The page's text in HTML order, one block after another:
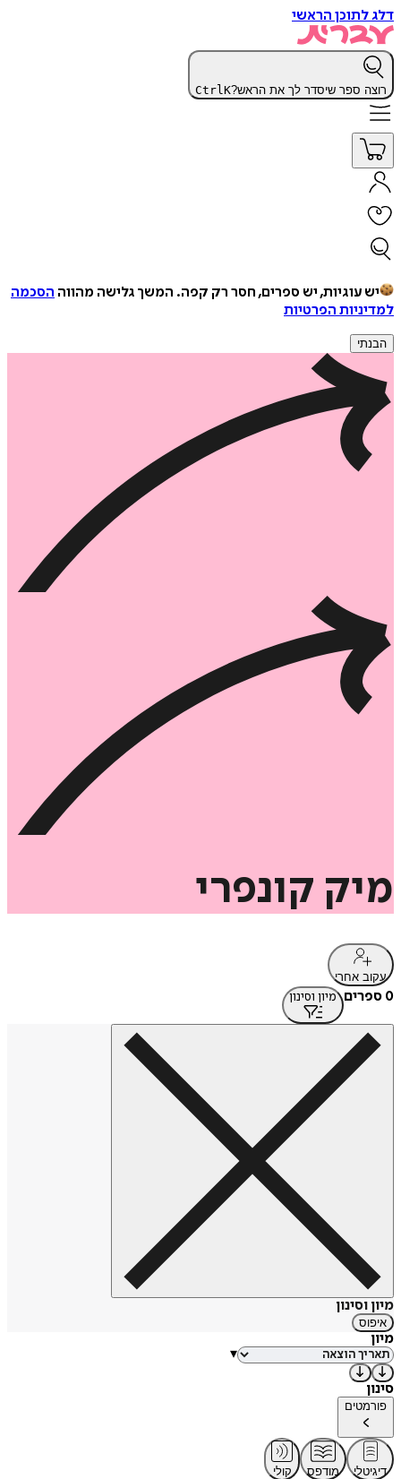
דלג לתוכן הראשי
רוצה ספר שיסדר לך את הראש? CtrlK
יש עוגיות, יש ספרים, חסר רק קפה. המשך גלישה מהווה הסכמה
למדיניות הפרטיות
הבנתי
מיק קונפרי
עקוב אחרי
0 ספרים מיון וסינון
מיון וסינון
איפוס
מיון
▾
סינון
פורמטים
דיגיטלי מודפס
קולי